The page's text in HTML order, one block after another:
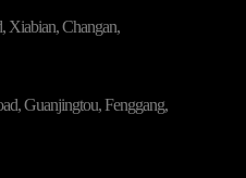
Xiabian, Changan,
Guanjingtou, Fenggang,